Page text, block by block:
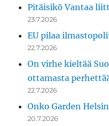
Pitäisikö Vantaa
23.7.2026
EU pilaa
22.7.2026
On virhe kieltää
ottamasta
22.7.2026
Onko Garden
20.7.2026